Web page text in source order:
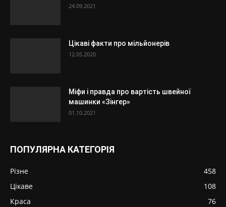
24.09.2021
Цікаві факти про мільйонерів
12.05.2020
Міфи і правда про вартість швейної
машинки «Зінгер»
01.10.2021
ПОПУЛЯРНА КАТЕГОРІЯ
Різне
458
Цікаве
108
Краса
76